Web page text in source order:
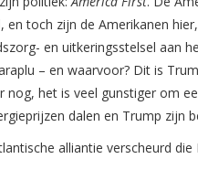
toch zijn de Amerikanen
en uitkeringsstelsel aan
– en waarvoor? Dit is
nog, het is veel gunstiger om
dalen en Trump zijn
alliantie verscheurd